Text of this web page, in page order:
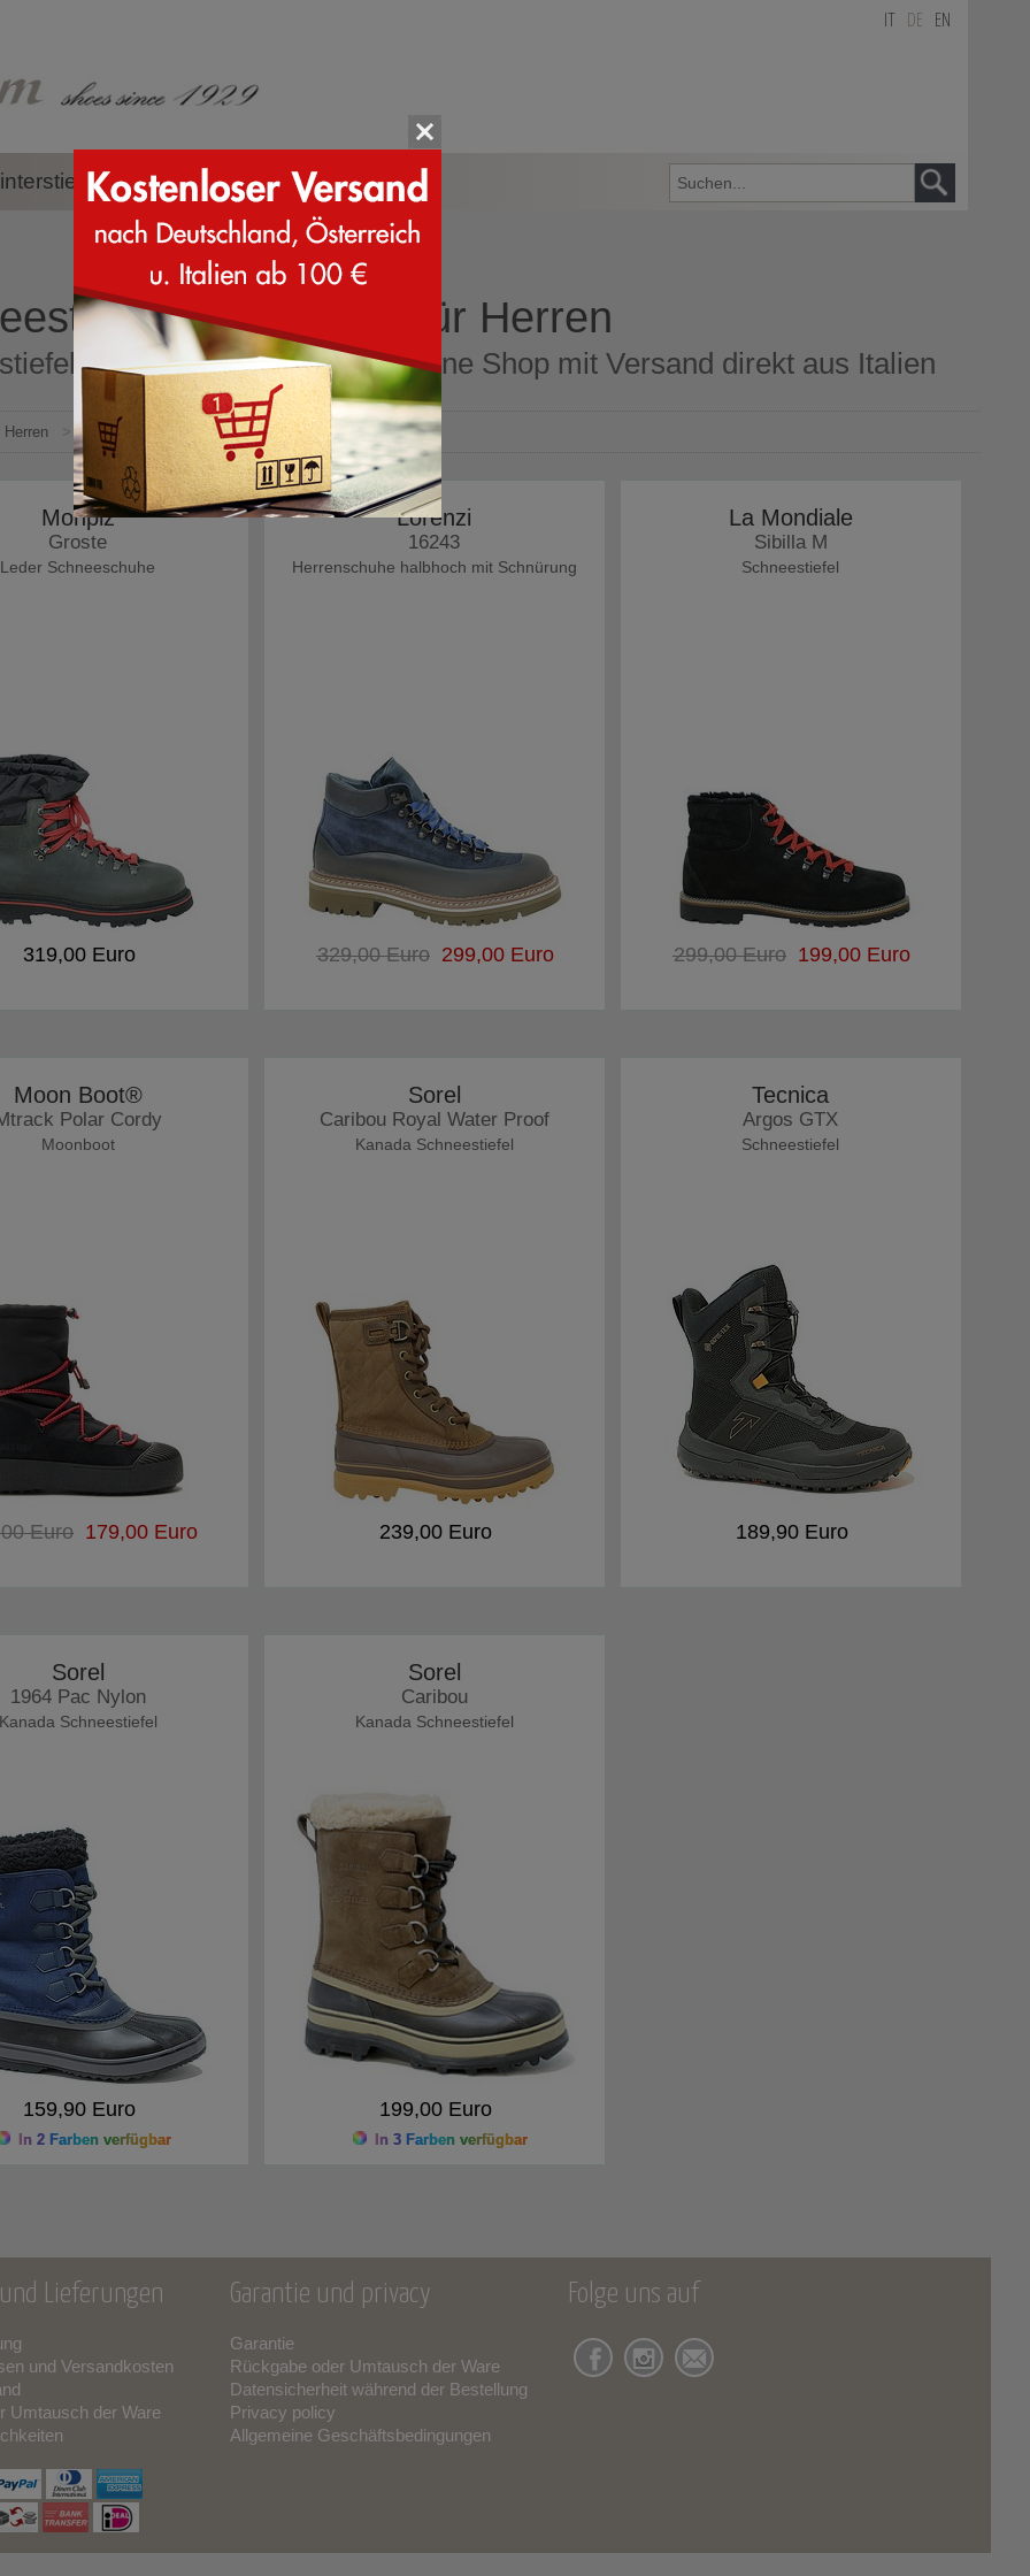
DE EN
Zubehör Marken
mit Fellfutterfür Herren
mit Fellfutterfür Herren Online Shop mit Versand direkt aus Italien
Herren > Schneestiefel > Mit Fellfutter
Monpiz
Groste
Leder Schneeschuhe
319,00 Euro
Lorenzi
16243
Herrenschuhe halbhoch mit Schnürung
329,00 Euro299,00 Euro
La Mondiale
Sibilla M
Schneestiefel
299,00 Euro199,00 Euro
Moon Boot®
Polar Cordy
Moonboot
Euro179,00 Euro
Sorel
Caribou Royal Water Proof
Kanada Schneestiefel
239,00 Euro
Tecnica
Argos GTX
Schneestiefel
189,90 Euro
Sorel
1964 Pac Nylon
Kanada Schneestiefel
159,90 Euro
In 2 Farben verfügbar
Sorel
Caribou
Kanada Schneestiefel
199,00 Euro
In 3 Farben verfügbar
Lieferungen
und Versandkosten
Umtausch der Ware
Garantie und privacy
Garantie
Rückgabe oder Umtausch der Ware
Datensicherheit während der Bestellung
Privacy policy
Allgemeine Geschäftsbedingungen
Folge uns auf